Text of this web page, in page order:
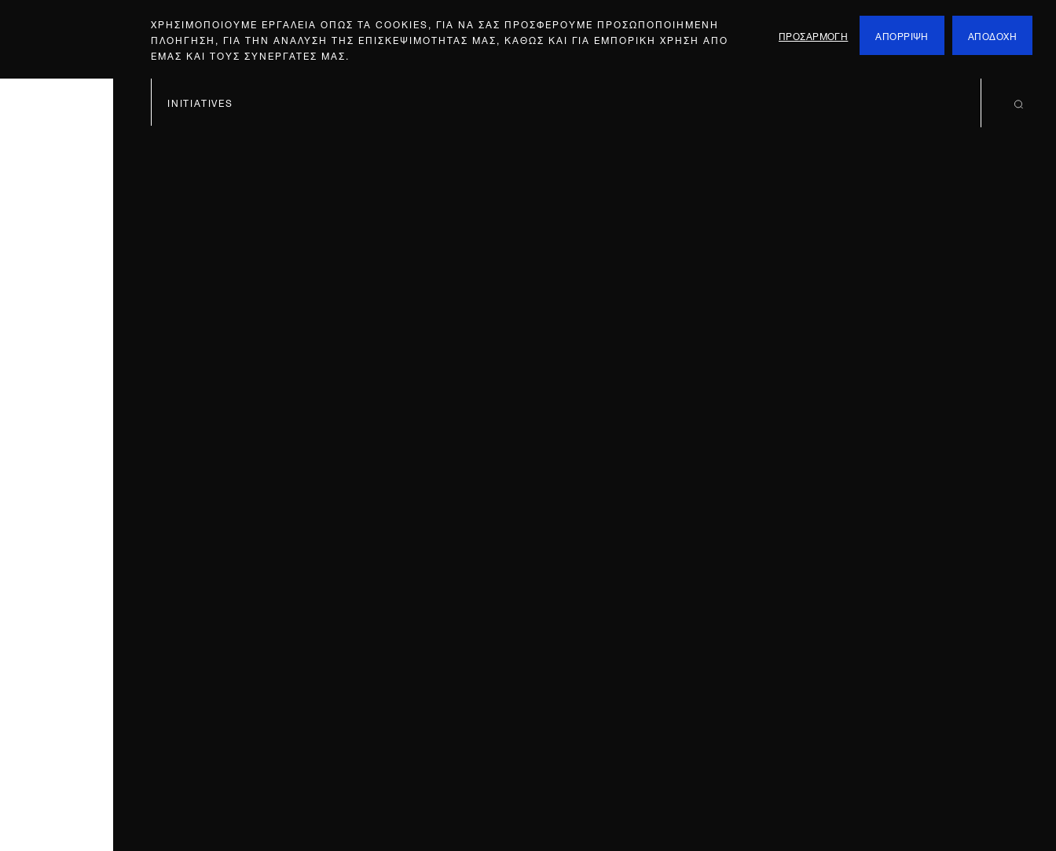
ΧΡΗΣΙΜΟΠΟΙΟΥΜΕ ΕΡΓΑΛΕΙΑ ΟΠΩΣ ΤΑ COOKIES, ΓΙΑ ΝΑ ΣΑΣ ΠΡΟΣΦΕΡΟΥΜΕ ΠΡΟΣΩΠΟΠΟΙΗΜΕΝΗ
ΠΛΟΗΓΗΣΗ, ΓΙΑ ΤΗΝ ΑΝΑΛΥΣΗ ΤΗΣ ΕΠΙΣΚΕΨΙΜΟΤΗΤΑΣ ΜΑΣ, ΚΑΘΩΣ ΚΑΙ ΓΙΑ ΕΜΠΟΡΙΚΗ ΧΡΗΣΗ ΑΠΟ
ΕΜΑΣ ΚΑΙ ΤΟΥΣ ΣΥΝΕΡΓΑΤΕΣ ΜΑΣ.
ΠΡΟΣΑΡΜΟΓΗ ΑΠΟΡΡΙΨΗ ΑΠΟΔΟΧΗ
INITIATIVES